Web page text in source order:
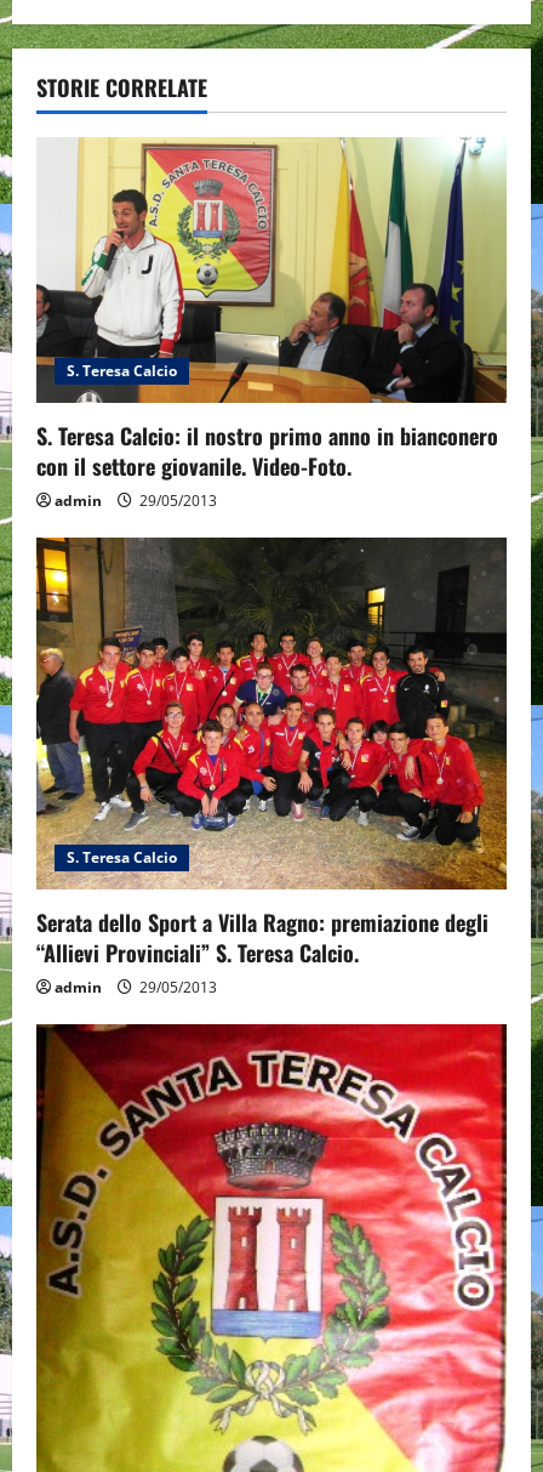
n
a
v
a
t
i
o
n
STORIE CORRELATE
S. Teresa Calcio
S. Teresa Calcio: il nostro primo anno in bianconero
con il settore giovanile. Video-Foto.
admin 29/05/2013
S. Teresa Calcio
Serata dello Sport a Villa Ragno: premiazione degli
“Allievi Provinciali” S. Teresa Calcio.
admin 29/05/2013